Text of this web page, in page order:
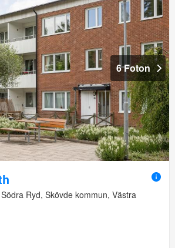
6 Foton
Ryd, Skövde kommun, Västra